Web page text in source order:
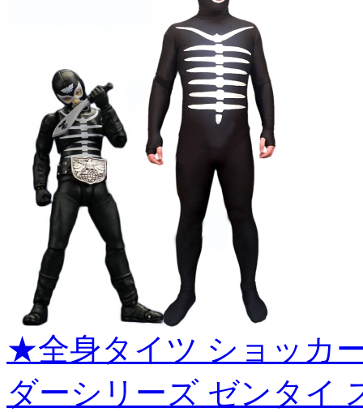
★全身タイツ ショッカ
ダーシリーズ ゼンタイ